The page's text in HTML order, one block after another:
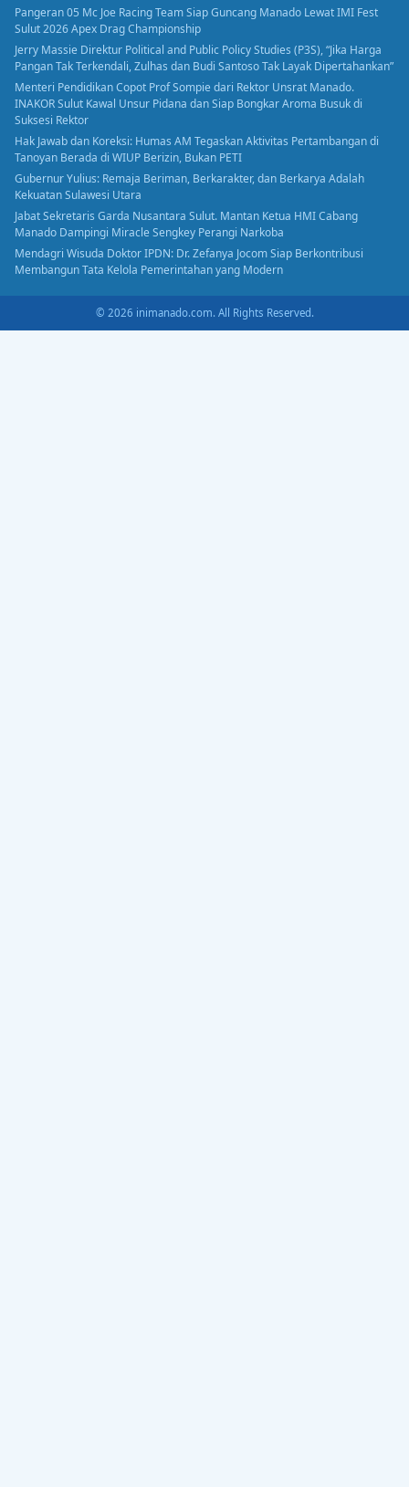
Pangeran 05 Mc Joe Racing Team Siap Guncang Manado Lewat IMI Fest
Sulut 2026 Apex Drag Championship
Jerry Massie Direktur Political and Public Policy Studies (P3S), “Jika Harga
Pangan Tak Terkendali, Zulhas dan Budi Santoso Tak Layak Dipertahankan”
Menteri Pendidikan Copot Prof Sompie dari Rektor Unsrat Manado.
INAKOR Sulut Kawal Unsur Pidana dan Siap Bongkar Aroma Busuk di
Suksesi Rektor
Hak Jawab dan Koreksi: Humas AM Tegaskan Aktivitas Pertambangan di
Tanoyan Berada di WIUP Berizin, Bukan PETI
Gubernur Yulius: Remaja Beriman, Berkarakter, dan Berkarya Adalah
Kekuatan Sulawesi Utara
Jabat Sekretaris Garda Nusantara Sulut. Mantan Ketua HMI Cabang
Manado Dampingi Miracle Sengkey Perangi Narkoba
Mendagri Wisuda Doktor IPDN: Dr. Zefanya Jocom Siap Berkontribusi
Membangun Tata Kelola Pemerintahan yang Modern
© 2026 inimanado.com. All Rights Reserved.